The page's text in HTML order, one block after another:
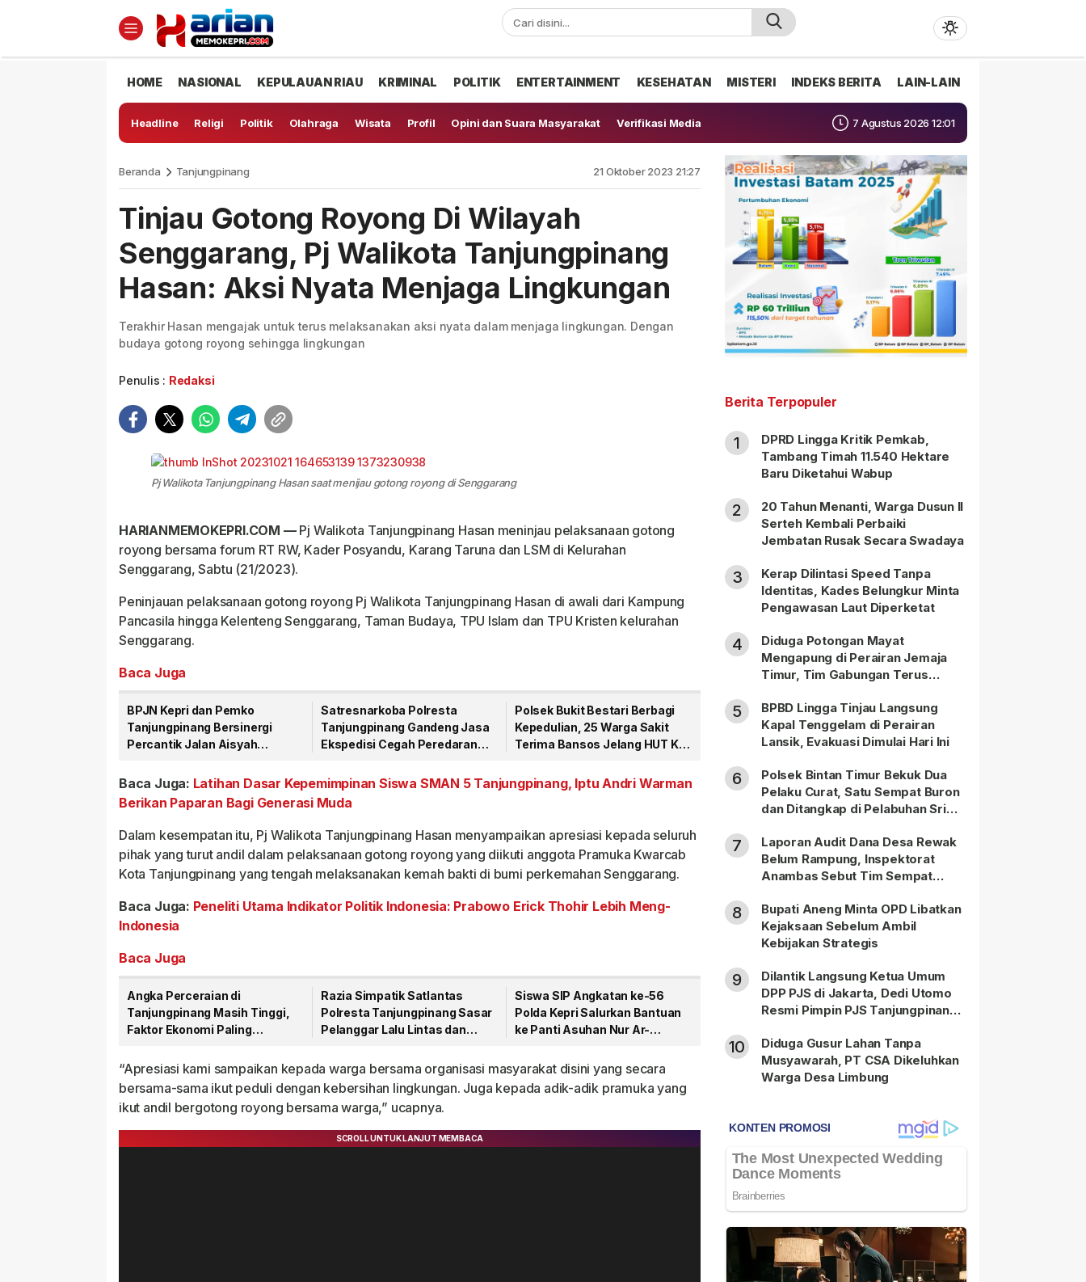
HOME NASIONAL KEPULAUAN RIAU KRIMINAL POLITIK ENTERTAINMENT KESEHATAN MISTERI INDEKS BERITA LAIN-LAIN
Headline Religi Politik Olahraga Wisata Profil Opini dan Suara Masyarakat Verifikasi Media 7 Agustus 2026 12:01
Beranda Tanjungpinang 21 Oktober 2023 21:27
Tinjau Gotong Royong Di Wilayah
Senggarang, Pj Walikota Tanjungpinang
Hasan: Aksi Nyata Menjaga Lingkungan
Terakhir Hasan mengajak untuk terus melaksanakan aksi nyata dalam menjaga lingkungan. Dengan
budaya gotong royong sehingga lingkungan
Penulis : Redaksi
Pj Walikota Tanjungpinang Hasan saat menijau gotong royong di Senggarang
HARIANMEMOKEPRI.COM —Pj Walikota Tanjungpinang Hasan meninjau pelaksanaan gotong
royong bersama forum RT RW, Kader Posyandu, Karang Taruna dan LSM di Kelurahan
Senggarang, Sabtu (21/2023).
Peninjauan pelaksanaan gotong royong Pj Walikota Tanjungpinang Hasan di awali dari Kampung
Pancasila hingga Kelenteng Senggarang, Taman Budaya, TPU Islam dan TPU Kristen kelurahan
Senggarang.
Baca Juga
BPJN Kepri dan Pemko
Tanjungpinang Bersinergi
Percantik Jalan Aisyah
Satresnarkoba Polresta
Tanjungpinang Gandeng Jasa
Ekspedisi Cegah Peredaran
Polsek Bukit Bestari Berbagi
Kepedulian, 25 Warga Sakit
Terima Bansos Jelang HUT Ke-
Baca Juga: Latihan Dasar Kepemimpinan Siswa SMAN 5 Tanjungpinang, Iptu Andri Warman
Berikan Paparan Bagi Generasi Muda
Dalam kesempatan itu, Pj Walikota Tanjungpinang Hasan menyampaikan apresiasi kepada seluruh
pihak yang turut andil dalam pelaksanaan gotong royong yang diikuti anggota Pramuka Kwarcab
Kota Tanjungpinang yang tengah melaksanakan kemah bakti di bumi perkemahan Senggarang.
Baca Juga: Peneliti Utama Indikator Politik Indonesia: Prabowo Erick Thohir Lebih Meng-
Indonesia
Baca Juga
Angka Perceraian di
Tanjungpinang Masih Tinggi,
Faktor Ekonomi Paling
Razia Simpatik Satlantas
Polresta Tanjungpinang Sasar
Pelanggar Lalu Lintas dan
Siswa SIP Angkatan ke-56
Polda Kepri Salurkan Bantuan
ke Panti Asuhan Nur Ar-
“Apresiasi kami sampaikan kepada warga bersama organisasi masyarakat disini yang secara
bersama-sama ikut peduli dengan kebersihan lingkungan. Juga kepada adik-adik pramuka yang
ikut andil bergotong royong bersama warga,” ucapnya.
Berita Terpopuler
1
DPRD Lingga Kritik Pemkab,
Tambang Timah 11.540 Hektare
Baru Diketahui Wabup
2
20 Tahun Menanti, Warga Dusun II
Serteh Kembali Perbaiki
Jembatan Rusak Secara Swadaya
3
Kerap Dilintasi Speed Tanpa
Identitas, Kades Belungkur Minta
Pengawasan Laut Diperketat
4
Diduga Potongan Mayat
Mengapung di Perairan Jemaja
Timur, Tim Gabungan Terus
5
BPBD Lingga Tinjau Langsung
Kapal Tenggelam di Perairan
Lansik, Evakuasi Dimulai Hari Ini
6
Polsek Bintan Timur Bekuk Dua
Pelaku Curat, Satu Sempat Buron
dan Ditangkap di Pelabuhan Sri
7
Laporan Audit Dana Desa Rewak
Belum Rampung, Inspektorat
Anambas Sebut Tim Sempat
8
Bupati Aneng Minta OPD Libatkan
Kejaksaan Sebelum Ambil
Kebijakan Strategis
9
Dilantik Langsung Ketua Umum
DPP PJS di Jakarta, Dedi Utomo
Resmi Pimpin PJS Tanjungpinang-
10
Diduga Gusur Lahan Tanpa
Musyawarah, PT CSA Dikeluhkan
Warga Desa Limbung